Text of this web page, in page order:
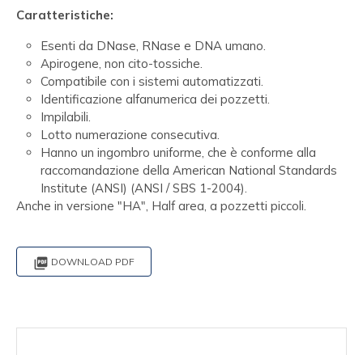
Caratteristiche:
Esenti da DNase, RNase e DNA umano.
Apirogene, non cito-tossiche.
Compatibile con i sistemi automatizzati.
Identificazione alfanumerica dei pozzetti.
Impilabili.
Lotto numerazione consecutiva.
Hanno un ingombro uniforme, che è conforme alla
raccomandazione della American National Standards
Institute (ANSI) (ANSI / SBS 1-2004).
Anche in versione "HA", Half area, a pozzetti piccoli.
 DOWNLOAD PDF